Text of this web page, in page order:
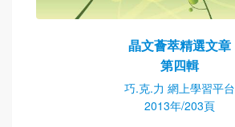
晶文薈萃精選文章
第四輯
巧.克.力 網上學習平台
2013年/203頁